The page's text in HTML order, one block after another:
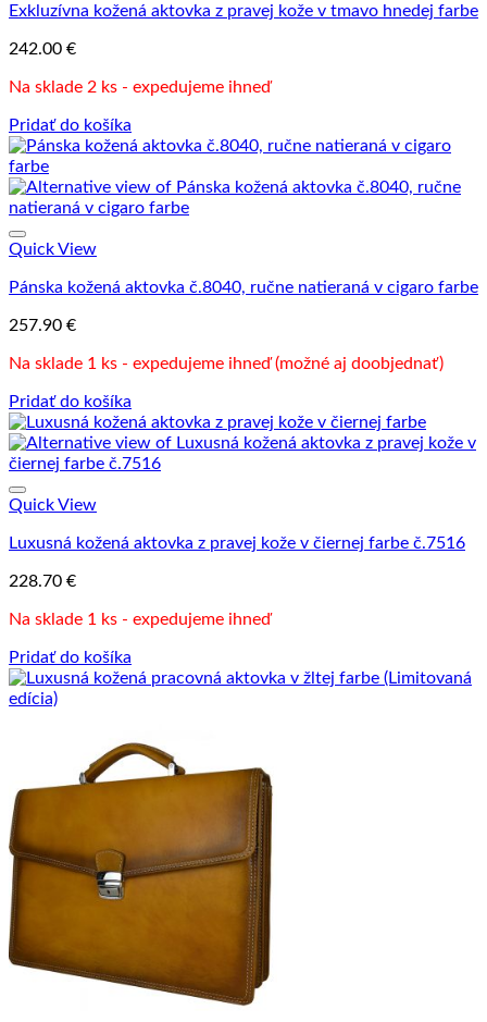
Exkluzívna kožená aktovka z pravej kože v tmavo hnedej farbe
242.00 €
Na sklade 2 ks - expedujeme ihneď
Pridať do košíka
Quick View
Pánska kožená aktovka č.8040, ručne natieraná v cigaro farbe
257.90 €
Na sklade 1 ks - expedujeme ihneď (možné aj doobjednať)
Pridať do košíka
Quick View
Luxusná kožená aktovka z pravej kože v čiernej farbe č.7516
228.70 €
Na sklade 1 ks - expedujeme ihneď
Pridať do košíka